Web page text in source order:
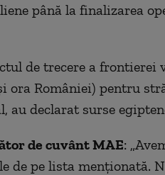
până la finalizarea
de trecere a frontierei
ora României) pentru
au declarat surse
de cuvânt MAE:
de pe lista menționată.